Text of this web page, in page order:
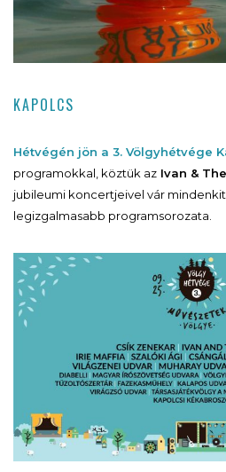
KAPOLCS
Hétvégén jön a 3. Völgyhétvége
programokkal, köztük az Ivan &
jubileumi koncertjeivel vár
legizgalmasabb programsorozata.